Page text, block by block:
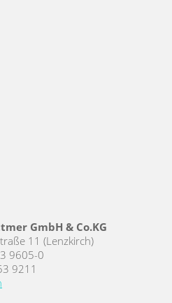
GmbH & Co.KG
11 (Lenzkirch)
9605-0
9211